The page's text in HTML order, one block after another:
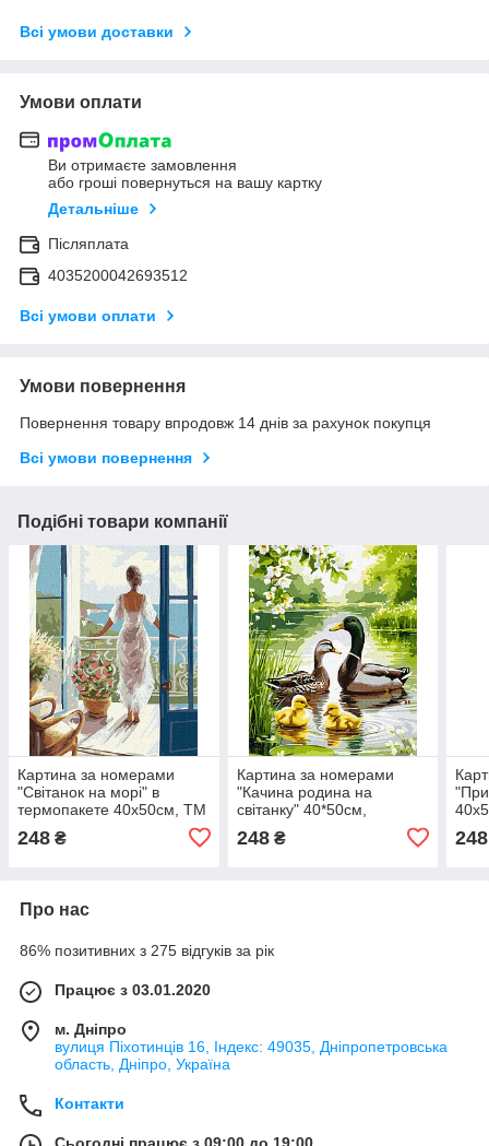
Всі умови доставки
Умови оплати
Ви отримаєте замовлення
або гроші повернуться на вашу картку
Детальніше
Післяплата
4035200042693512
Всі умови оплати
Умови повернення
Повернення товару впродовж 14 днів за рахунок покупця
Всі умови повернення
Подібні товари компанії
Картина за номерами
"Світанок на морі" в
термопакете 40х50см, ТМ
248 ₴
Картина за номерами
"Качина родина на
світанку" 40*50см,
Україна
248₴ 248
Про нас
86% позитивних з 275 відгуків за рік
Працює з 03.01.2020
м. Дніпро
вулиця Піхотинців 16, Індекс: 49035, Дніпропетровська
область, Дніпро, Україна
Контакти